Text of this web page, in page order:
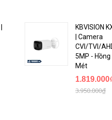
KBVISION
| Camera
CVI/TVI/
5MP - Hồng
Mét
3.950.000₫